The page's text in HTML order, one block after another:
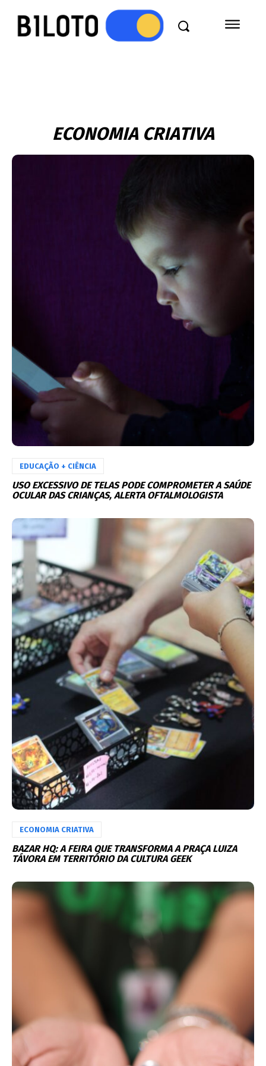
ECONOMIA CRIATIVA
EDUCAÇÃO + CIÊNCIA
USO EXCESSIVO DE TELAS PODE COMPROMETER A SAÚDE
OCULAR DAS CRIANÇAS, ALERTA OFTALMOLOGISTA
ECONOMIA CRIATIVA
BAZAR HQ: A FEIRA QUE TRANSFORMA A PRAÇA LUIZA
TÁVORA EM TERRITÓRIO DA CULTURA GEEK